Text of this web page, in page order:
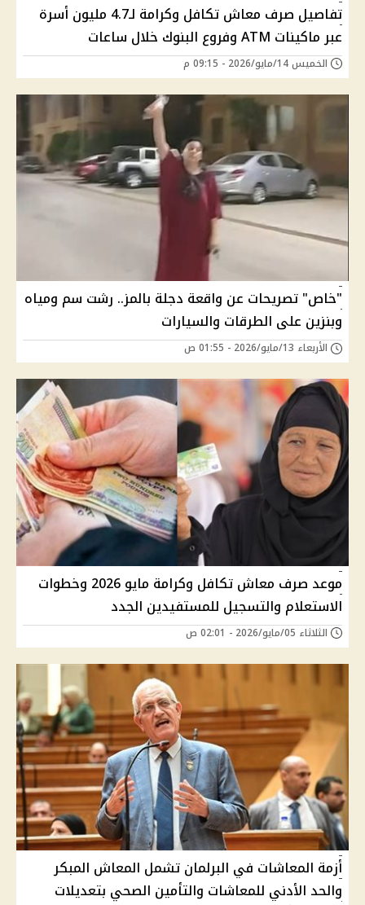
تفاصيل صرف معاش تكافل وكرامة لـ4.7 مليون أسرة
عبر ماكينات ATM وفروع البنوك خلال ساعات
الخميس 14/مايو/2026 - 09:15 م
"خاص" تصريحات عن واقعة دجلة بالمز.. رشت سم ومياه
وبنزين على الطرقات والسيارات
الأربعاء 13/مايو/2026 - 01:55 ص
موعد صرف معاش تكافل وكرامة مايو 2026 وخطوات
الاستعلام والتسجيل للمستفيدين الجدد
الثلاثاء 05/مايو/2026 - 02:01 ص
أزمة المعاشات في البرلمان تشمل المعاش المبكر
والحد الأدني للمعاشات والتأمين الصحي بتعديلات